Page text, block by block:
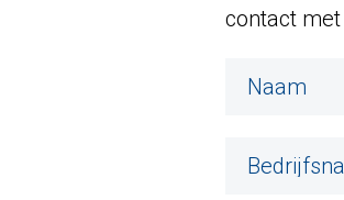
contact